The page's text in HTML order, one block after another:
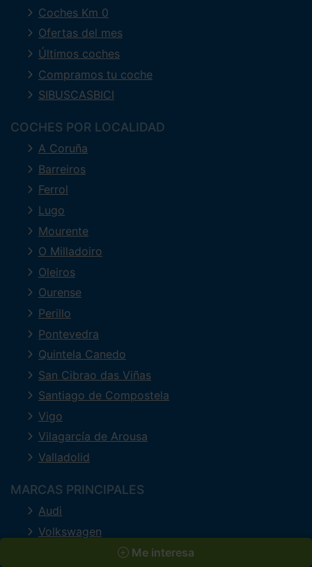
Me interesa
Coches Km 0
Ofertas del mes
Últimos coches
Compramos tu coche
SIBUSCASBICI
COCHES POR LOCALIDAD
A Coruña
Barreiros
Ferrol
Lugo
Mourente
O Milladoiro
Oleiros
Ourense
Perillo
Pontevedra
Quintela Canedo
San Cibrao das Viñas
Santiago de Compostela
Vigo
Vilagarcía de Arousa
Valladolid
MARCAS PRINCIPALES
Audi
Volkswagen
Mercedes-Benz